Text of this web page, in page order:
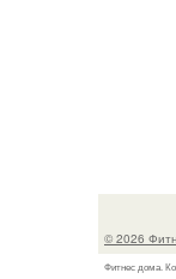
© 2026
Фитнес дома.